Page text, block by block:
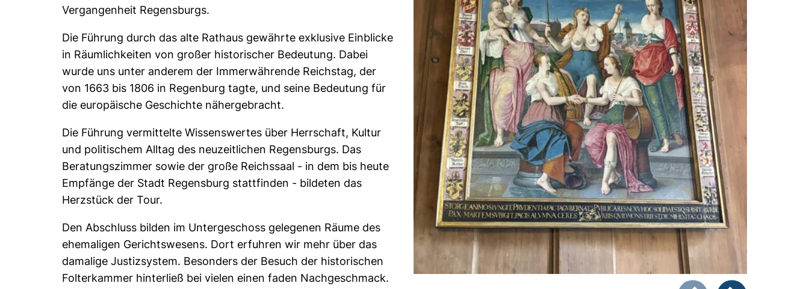
Vergangenheit Regensburgs.
Die Führung durch das alte Rathaus gewährte exklusive Einblicke
in Räumlichkeiten von großer historischer Bedeutung. Dabei
wurde uns unter anderem der Immerwährende Reichstag, der
von 1663 bis 1806 in Regenburg tagte, und seine Bedeutung für
die europäische Geschichte nähergebracht.
Die Führung vermittelte Wissenswertes über Herrschaft, Kultur
und politischem Alltag des neuzeitlichen Regensburgs. Das
Beratungszimmer sowie der große Reichssaal - in dem bis heute
Empfänge der Stadt Regensburg stattfinden - bildeten das
Herzstück der Tour.
Den Abschluss bilden im Untergeschoss gelegenen Räume des
ehemaligen Gerichtswesens. Dort erfuhren wir mehr über das
damalige Justizsystem. Besonders der Besuch der historischen
Folterkammer hinterließ bei vielen einen faden Nachgeschmack.